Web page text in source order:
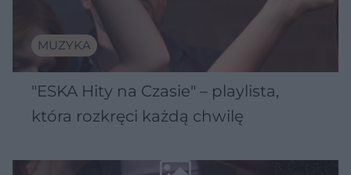
MUZYKA
"ESKA Hity na Czasie" – playlista,
która rozkręci każdą chwilę